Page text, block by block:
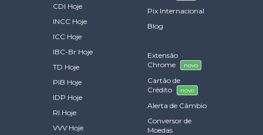
CDI Hoje
INCC Hoje
ICC Hoje
IBC-Br Hoje
TD Hoje
PIB Hoje
IDP Hoje
RI Hoje
VVV Hoje
Pix Internacional
Blog
Extensão
Chrome
novo
Cartão de
Crédito
novo
Alerta de Câmbio
Conversor de
Moedas